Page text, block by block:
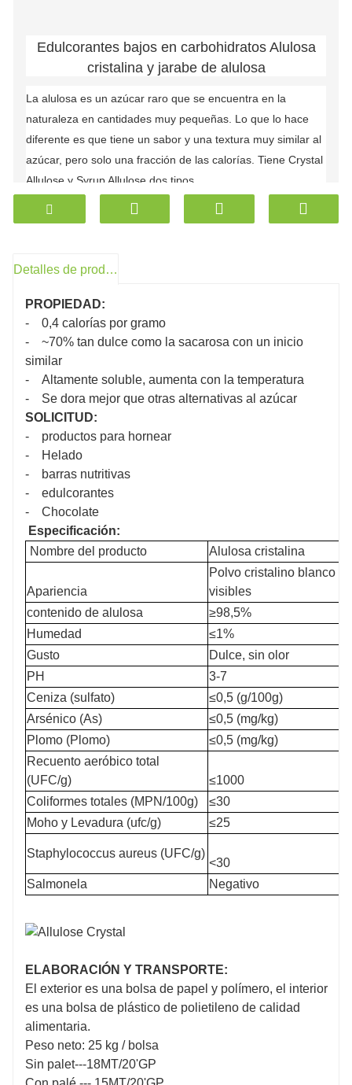
Edulcorantes bajos en carbohidratos Alulosa
cristalina y jarabe de alulosa
La alulosa es un azúcar raro que se encuentra en la
naturaleza en cantidades muy pequeñas. Lo que lo hace
diferente es que tiene un sabor y una textura muy similar al
azúcar, pero solo una fracción de las calorías. Tiene Crystal
Allulose y Syrup Allulose dos tipos.
D Alulosa es un tipo de Edulcorantes bajos en calorías, es una
opción ideal para aquellos que buscan mantener un peso saludable,
experiencia indulgente del azúcar.
¿Cuál es la diferencia entre la alulosa y otros
edulcorantes bajos en calorías como la stevia o la
fruta del monje?
La alulosa es única en el sentido de que no solo
proporciona un sabor dulce similar al del azúcar, sino que
también replica varias de sus funcionalidades. Otros tipos
de edulcorantes, incluidos los edulcorantes de "alta
intensidad" como la stevia, pueden ser muchas veces más
dulces que el azúcar. Por lo tanto, deben usarse en
cantidades mucho más bajas, lo que a su vez significa que
los fabricantes de alimentos y bebidas deben incluir
ingredientes adicionales (por ejemplo, otros edulcorantes,
fibra o texturizantes) para recuperar el volumen y
proporcionar el color y la textura esperados.
Edulcorantes Bajos en Calorías D Alulosa
ESPECIFICACIONES
Detalles de producto
PROPIEDAD:
- 0,4 calorías por gramo
- ~70% tan dulce como la sacarosa con un inicio
similar
- Altamente soluble, aumenta con la temperatura
- Se dora mejor que otras alternativas al azúcar
SOLICITUD:
- productos para hornear
- Helado
- barras nutritivas
- edulcorantes
- Chocolate
Especificación:
Nombre del producto
Alulosa cristalina
Apariencia
Polvo cristalino blanco
visibles
contenido de alulosa
≥98,5%
Humedad
≤1%
Gusto
Dulce, sin olor
PH
3-7
Ceniza (sulfato)
≤0,5 (g/100g)
Arsénico (As)
≤0,5 (mg/kg)
Plomo (Plomo)
≤0,5 (mg/kg)
Recuento aeróbico total
(UFC/g)
≤1000
Coliformes totales (MPN/100g)
≤30
Moho y Levadura (ufc/g)
≤25
Staphylococcus aureus (UFC/g)
<30
Salmonela
Negativo
ELABORACIÓN Y TRANSPORTE:
El exterior es una bolsa de papel y polímero, el interior
es una bolsa de plástico de polietileno de calidad
alimentaria.
Peso neto: 25 kg / bolsa
Sin palet---18MT/20'GP